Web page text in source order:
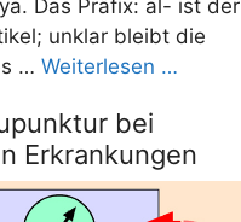
Das Prä­fix: al- ist der
unklar bleibt die
… Wei­ter­le­sen …
bei
Erkrankungen